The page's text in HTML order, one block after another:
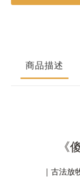
商品描述
《
古法放